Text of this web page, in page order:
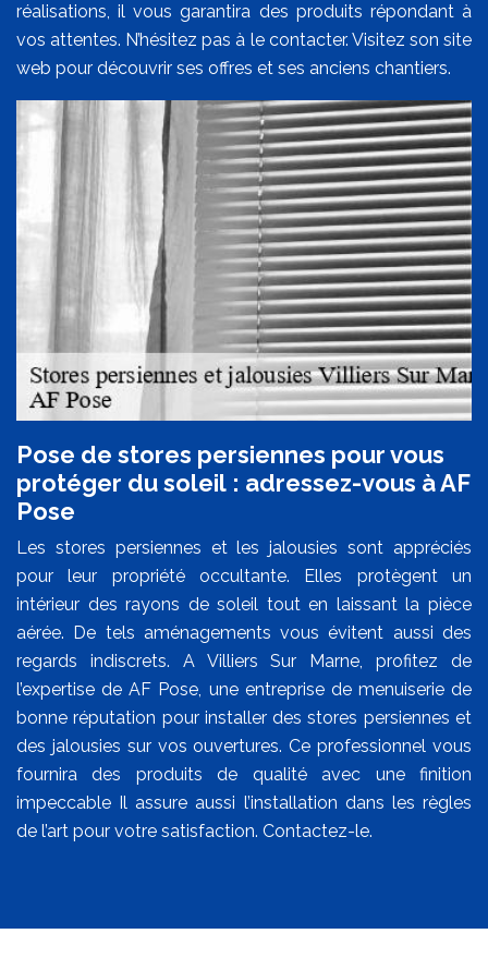
réalisations, il vous garantira des produits répondant à
vos attentes. N’hésitez pas à le contacter. Visitez son site
web pour découvrir ses offres et ses anciens chantiers.
Pose de stores persiennes pour vous
protéger du soleil : adressez-vous à AF
Pose
Les stores persiennes et les jalousies sont appréciés
pour leur propriété occultante. Elles protègent un
intérieur des rayons de soleil tout en laissant la pièce
aérée. De tels aménagements vous évitent aussi des
regards indiscrets. A Villiers Sur Marne, profitez de
l’expertise de AF Pose, une entreprise de menuiserie de
bonne réputation pour installer des stores persiennes et
des jalousies sur vos ouvertures. Ce professionnel vous
fournira des produits de qualité avec une finition
impeccable Il assure aussi l’installation dans les règles
de l’art pour votre satisfaction. Contactez-le.